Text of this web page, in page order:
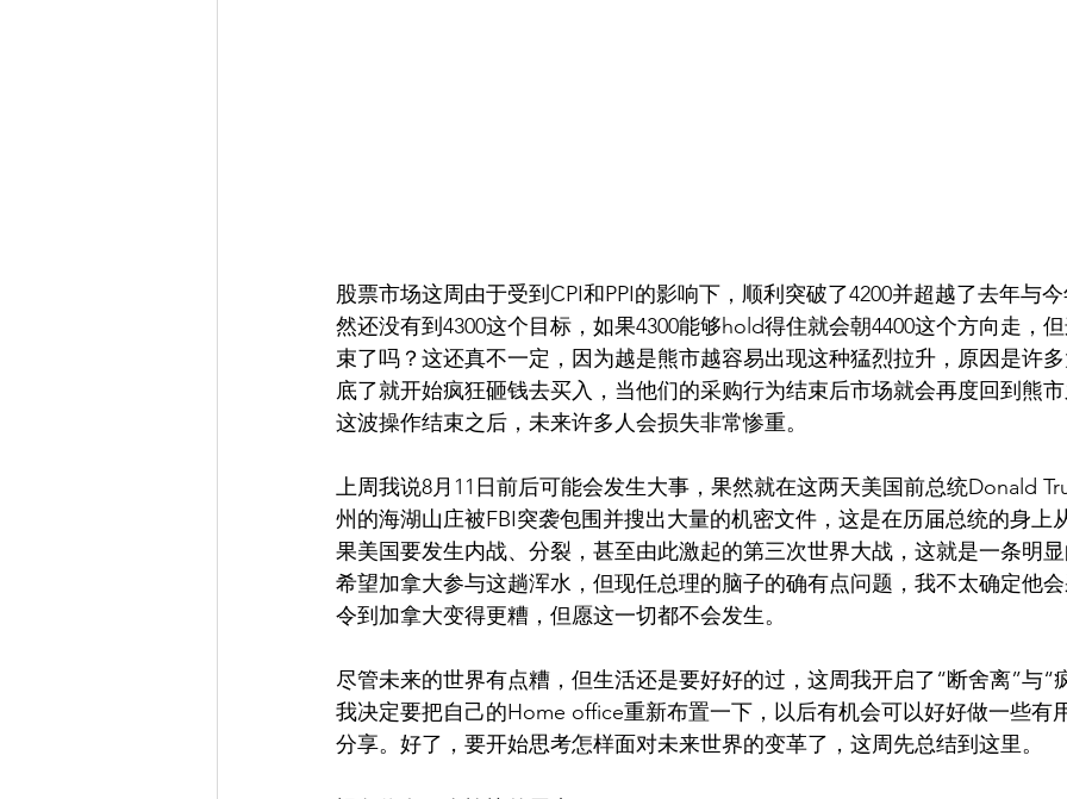
股票市场这周由于受到CPI和PPI的影响下，顺利突破了4200并超越了去年与
然还没有到4300这个目标，如果4300能够hold得住就会朝4400这个方向走，
束了吗？这还真不一定，因为越是熊市越容易出现这种猛烈拉升，原因是许
底了就开始疯狂砸钱去买入，当他们的采购行为结束后市场就会再度回到熊
这波操作结束之后，未来许多人会损失非常惨重。
上周我说8月11日前后可能会发生大事，果然就在这两天美国前总统Donald
州的海湖山庄被FBI突袭包围并搜出大量的机密文件，这是在历届总统的身上
果美国要发生内战、分裂，甚至由此激起的第三次世界大战，这就是一条明
希望加拿大参与这趟浑水，但现任总理的脑子的确有点问题，我不太确定他
令到加拿大变得更糟，但愿这一切都不会发生。
尽管未来的世界有点糟，但生活还是要好好的过，这周我开启了“断舍离”与“
我决定要把自己的Home office重新布置一下，以后有机会可以好好做一些有
分享。好了，要开始思考怎样面对未来世界的变革了，这周先总结到这里。